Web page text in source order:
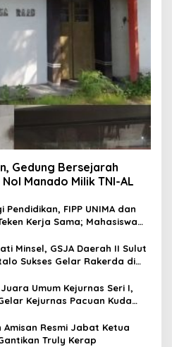
Gedung Bersejarah
Manado Milik TNI-AL
Pendidikan, FIPP UNIMA dan
Kerja Sama; Mahasiswa
Minsel, GSJA Daerah II Sulut
Sukses Gelar Rakerda di
Umum Kejurnas Seri I,
Kejurnas Pacuan Kuda
Amisan Resmi Jabat Ketua
Truly Kerap